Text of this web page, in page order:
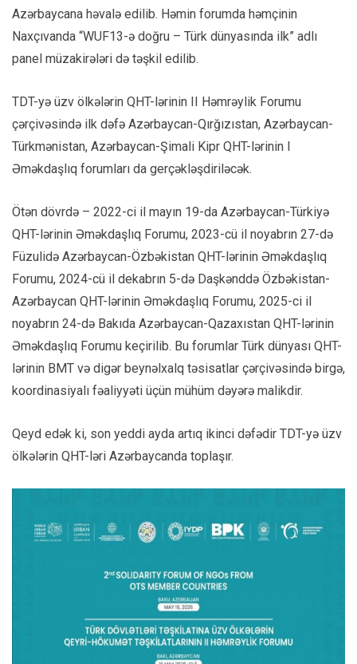
Azərbaycana həvalə edilib. Həmin forumda həmçinin
Naxçıvanda “WUF13-ə doğru – Türk dünyasında ilk” adlı
panel müzakirələri də təşkil edilib.
TDT-yə üzv ölkələrin QHT-lərinin II Həmrəylik Forumu
çərçivəsində ilk dəfə Azərbaycan-Qırğızıstan, Azərbaycan-
Türkmənistan, Azərbaycan-Şimali Kipr QHT-lərinin I
Əməkdaşlıq forumları da gerçəkləşdiriləcək.
Ötən dövrdə – 2022-ci il mayın 19-da Azərbaycan-Türkiyə
QHT-lərinin Əməkdaşlıq Forumu, 2023-cü il noyabrın 27-də
Füzulidə Azərbaycan-Özbəkistan QHT-lərinin Əməkdaşlıq
Forumu, 2024-cü il dekabrın 5-də Daşkənddə Özbəkistan-
Azərbaycan QHT-lərinin Əməkdaşlıq Forumu, 2025-ci il
noyabrın 24-də Bakıda Azərbaycan-Qazaxıstan QHT-lərinin
Əməkdaşlıq Forumu keçirilib. Bu forumlar Türk dünyası QHT-
lərinin BMT və digər beynəlxalq təsisatlar çərçivəsində birgə,
koordinasiyalı fəaliyyəti üçün mühüm dəyərə malikdir.
Qeyd edək ki, son yeddi ayda artıq ikinci dəfədir TDT-yə üzv
ölkələrin QHT-ləri Azərbaycanda toplaşır.